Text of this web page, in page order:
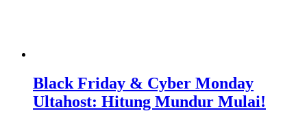
Black Friday & Cyber ​​Monday
Ultahost: Hitung Mundur Mulai!